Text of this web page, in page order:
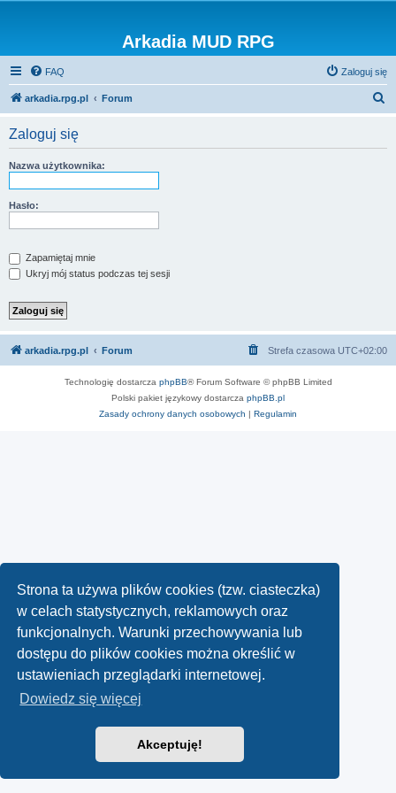
Strona ta używa plików cookies (tzw. ciasteczka)
w celach statystycznych, reklamowych oraz
funkcjonalnych. Warunki przechowywania lub
dostępu do plików cookies można określić w
ustawieniach przeglądarki internetowej.
Dowiedz się więcej
Akceptuję!
Arkadia MUD RPG
FAQ Zaloguj się
arkadia.rpg.pl Forum
Zaloguj się
Nazwa użytkownika:
Hasło:
Zapamiętaj mnie
Ukryj mój status podczas tej sesji
arkadia.rpg.pl Forum Strefa czasowa UTC+02:00
Technologię dostarcza phpBB® Forum Software © phpBB Limited
Polski pakiet językowy dostarcza phpBB.pl
Zasady ochrony danych osobowych | Regulamin